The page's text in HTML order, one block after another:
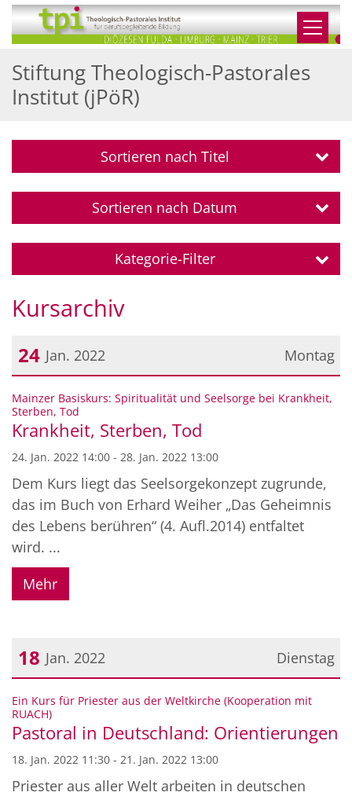
Zum Inhalt springen
Stiftung Theologisch-Pastorales
Institut (jPöR)
Sortieren nach Titel
Sortieren nach Datum
Kategorie-Filter
Kursarchiv
Montag
24 Jan. 2022
Datum: 24. Januar 2022
Mainzer Basiskurs: Spiritualität und Seelsorge bei Krankheit,
Sterben, Tod
Krankheit, Sterben, Tod
24. Jan. 2022 14:00 - 28. Jan. 2022 13:00
Dem Kurs liegt das Seelsorgekonzept zugrunde,
das im Buch von Erhard Weiher „Das Geheimnis
des Lebens berühren“ (4. Aufl.2014) entfaltet
wird. ...
Mehr
Dienstag
18 Jan. 2022
Datum: 18. Januar 2022
Ein Kurs für Priester aus der Weltkirche (Kooperation mit
RUACH):
Pastoral in Deutschland: Orientierungen
18. Jan. 2022 11:30 - 21. Jan. 2022 13:00
Priester aus aller Welt arbeiten in deutschen